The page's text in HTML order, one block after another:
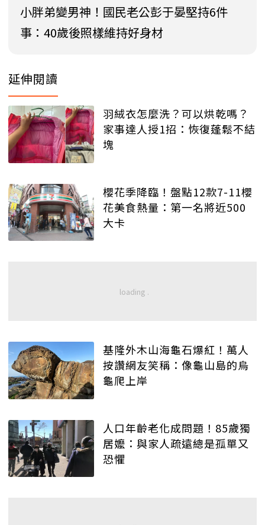
小胖弟變男神！國民老公彭于晏堅持6件
事：40歲後照樣維持好身材
延伸閱讀
羽絨衣怎麼洗？可以烘乾嗎？
家事達人授1招：恢復蓬鬆不結
塊
櫻花季降臨！盤點12款7-11櫻
花美食熱量：第一名將近500
大卡
基隆外木山海龜石爆紅！萬人
按讚網友笑稱：像龜山島的烏
龜爬上岸
人口年齡老化成問題！85歲獨
居嬤：與家人疏遠總是孤單又
恐懼